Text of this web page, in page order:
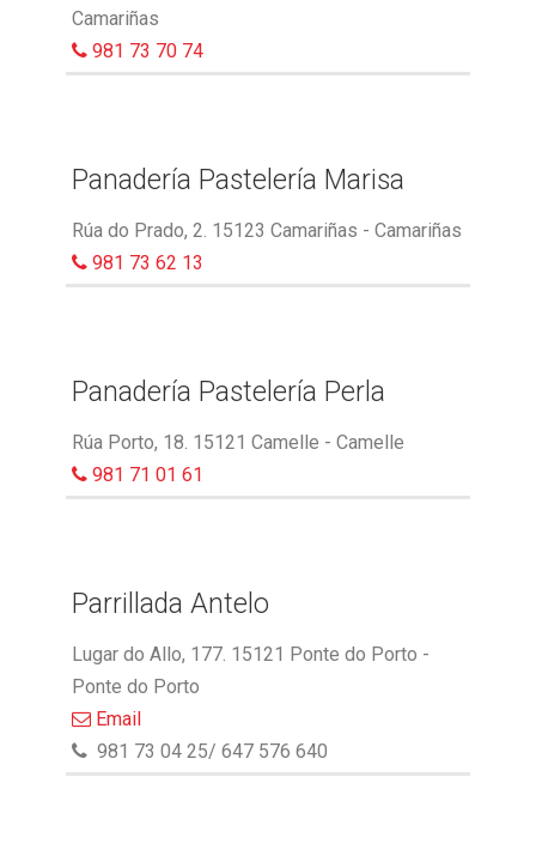
Camariñas
981 73 70 74
Panadería Pastelería Marisa
Rúa do Prado, 2. 15123 Camariñas - Camariñas
981 73 62 13
Panadería Pastelería Perla
Rúa Porto, 18. 15121 Camelle - Camelle
981 71 01 61
Parrillada Antelo
Lugar do Allo, 177. 15121 Ponte do Porto -
Ponte do Porto
Email
981 73 04 25/ 647 576 640